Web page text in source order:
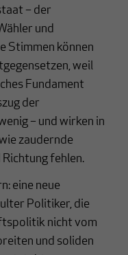
– der
und
Stimmen können
weil
Fundament
der
– und wirken in
zaudernde
fehlen.
eine neue
Politiker, die
nicht vom
und soliden